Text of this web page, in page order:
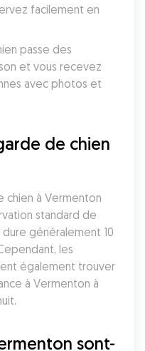
facilement en
passe des
et vous recevez
avec photos et
de chien
chien à Vermenton
standard de
généralement 10
les
également trouver
à Vermenton à
sont-